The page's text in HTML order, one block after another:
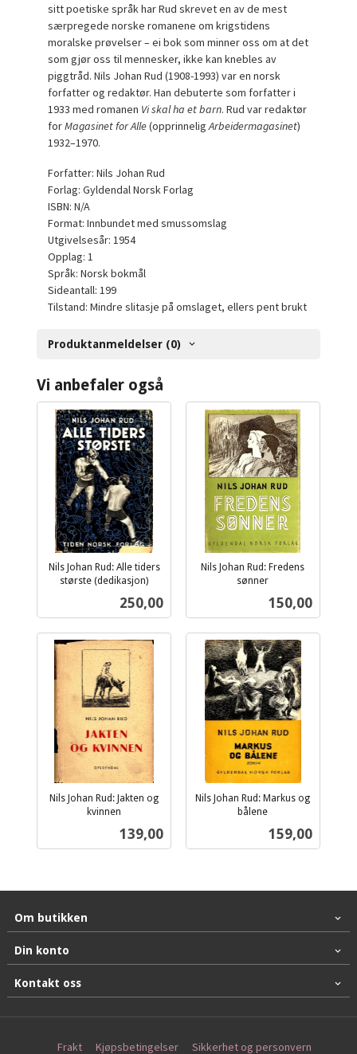
sitt poetiske språk har Rud skrevet en av de mest
særpregede norske romanene om krigstidens
moralske prøvelser – ei bok som minner oss om at det
som gjør oss til mennesker, ikke kan knebles av
piggtråd. Nils Johan Rud (1908-1993) var en norsk
forfatter og redaktør. Han debuterte som forfatter i
1933 med romanen Vi skal ha et barn. Rud var redaktør
forMagasinet for Alle(opprinneligArbeidermagasinet)
1932–1970.
Forfatter: Nils Johan Rud
Forlag: Gyldendal Norsk Forlag
ISBN: N/A
Format: Innbundet med smussomslag
Utgivelsesår: 1954
Opplag: 1
Språk: Norsk bokmål
Sideantall: 199
Tilstand: Mindre slitasje på omslaget, ellers pent brukt
Produktanmeldelser (0)
Vi anbefaler også
Nils Johan Rud: Alle tiders
største (dedikasjon)
Pris
250,00
Nils Johan Rud: Fredens
sønner
Pris
150,00
Nils Johan Rud: Jakten og
kvinnen
Pris
139,00
Nils Johan Rud: Markus og
bålene
Pris
159,00
Om butikken
Din konto
Kontakt oss
Frakt Kjøpsbetingelser Sikkerhet og personvern